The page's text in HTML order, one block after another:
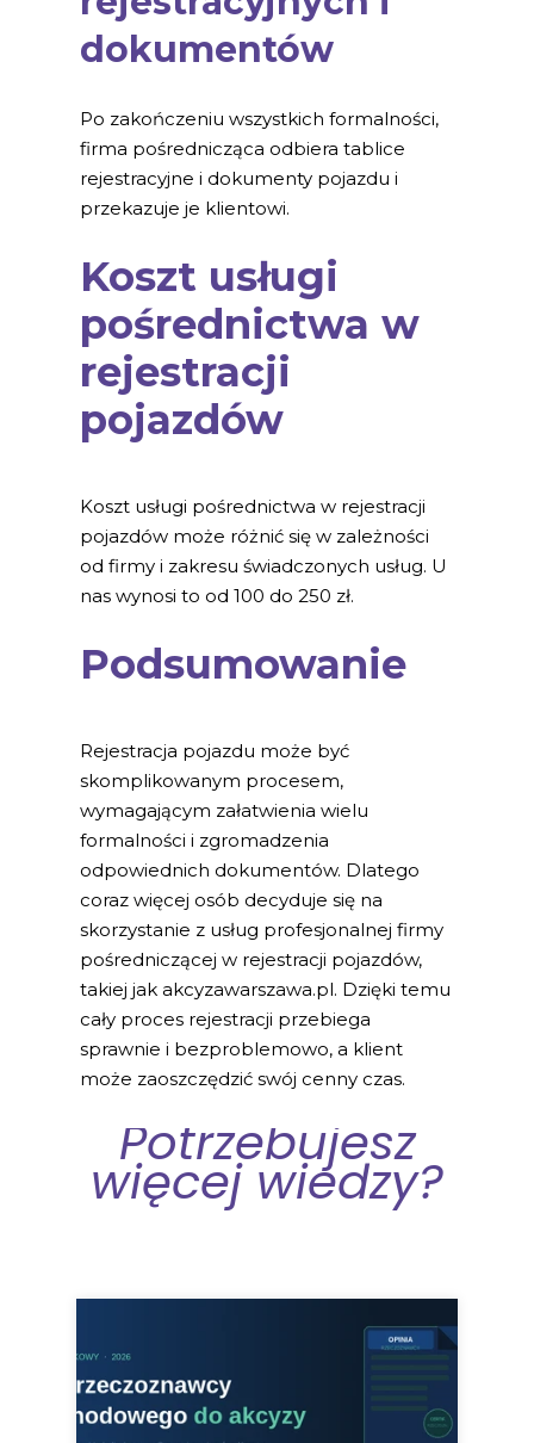
dokumentów
Po zakończeniu wszystkich formalności,
firma pośrednicząca odbiera tablice
rejestracyjne i dokumenty pojazdu i
przekazuje je klientowi.
Koszt usługi
pośrednictwa w
rejestracji
pojazdów
Koszt usługi pośrednictwa w rejestracji
pojazdów może różnić się w zależności
od firmy i zakresu świadczonych usług. U
nas wynosi to od 100 do 250 zł.
Podsumowanie
Rejestracja pojazdu może być
skomplikowanym procesem,
wymagającym załatwienia wielu
formalności i zgromadzenia
odpowiednich dokumentów. Dlatego
coraz więcej osób decyduje się na
skorzystanie z usług profesjonalnej firmy
pośredniczącej w rejestracji pojazdów,
takiej jak akcyzawarszawa.pl. Dzięki temu
cały proces rejestracji przebiega
sprawnie i bezproblemowo, a klient
może zaoszczędzić swój cenny czas.
Potrzebujesz
więcej wiedzy?